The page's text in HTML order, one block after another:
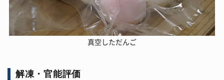
真空しただんご
解凍・官能評価